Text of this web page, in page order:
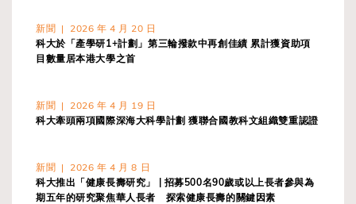
新聞 | 2026 年 4 月 20 日
科大於「產學研1+計劃」第三輪撥款中再創佳績 累計獲資助項
目數量居本港大學之首
新聞 | 2026 年 4 月 19 日
科大牽頭兩項國際深海大科學計劃 獲聯合國教科文組織雙重認證
新聞 | 2026 年 4 月 8 日
科大推出「健康長壽研究」 | 招募500名90歲或以上長者參與為
期五年的研究聚焦華人長者 探索健康長壽的關鍵因素